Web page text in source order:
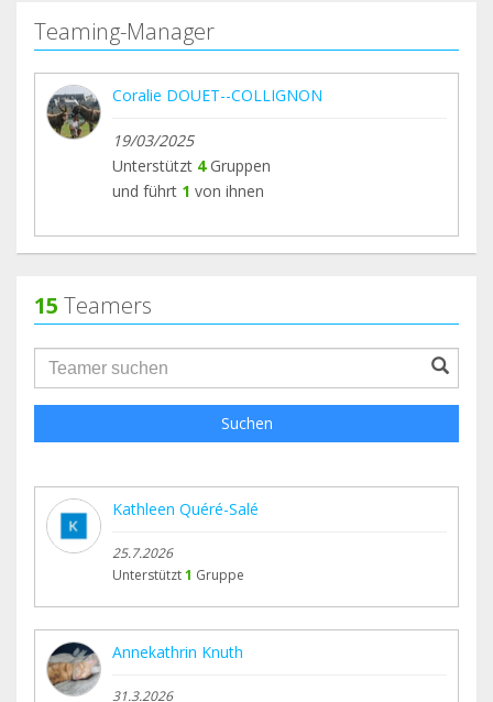
Teaming-Manager
Coralie DOUET--COLLIGNON
19/03/2025
Unterstützt 4Gruppen
und führt 1 von ihnen
15 Teamers
groupProfile.searchForm.search.text???
Suchen
Kathleen Quéré-Salé
25.7.2026
Unterstützt1 Gruppe
Annekathrin Knuth
31.3.2026